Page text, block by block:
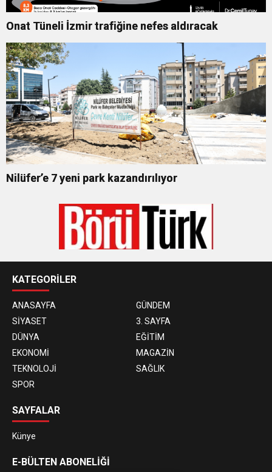
Onat Tüneli İzmir trafiğine nefes aldıracak
Nilüfer’e 7 yeni park kazandırılıyor
KATEGORİLER
ANASAYFA
GÜNDEM
SİYASET
3. SAYFA
DÜNYA
EĞİTİM
EKONOMİ
MAGAZİN
TEKNOLOJİ
SAĞLIK
SPOR
SAYFALAR
Künye
E-BÜLTEN ABONELİĞİ